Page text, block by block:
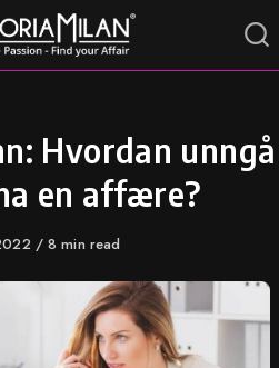
Hvordan unngå
en affære?
8 min read